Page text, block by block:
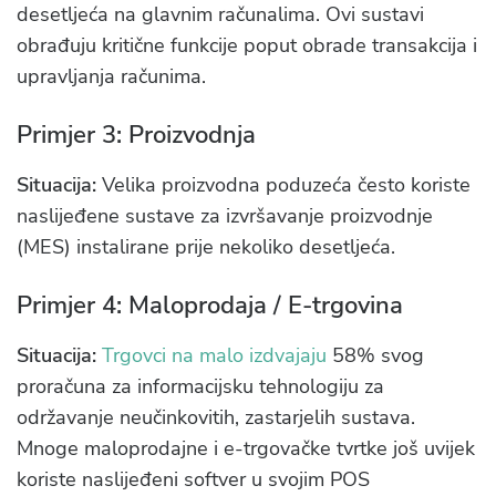
desetljeća na glavnim računalima. Ovi sustavi
obrađuju kritične funkcije poput obrade transakcija i
upravljanja računima.
Primjer 3: Proizvodnja
Situacija: Velika proizvodna poduzeća često koriste
naslijeđene sustave za izvršavanje proizvodnje
(MES) instalirane prije nekoliko desetljeća.
Primjer 4: Maloprodaja / E-trgovina
Situacija: Trgovci na malo izdvajaju 58% svog
proračuna za informacijsku tehnologiju za
održavanje neučinkovitih, zastarjelih sustava.
Mnoge maloprodajne i e-trgovačke tvrtke još uvijek
koriste naslijeđeni softver u svojim POS